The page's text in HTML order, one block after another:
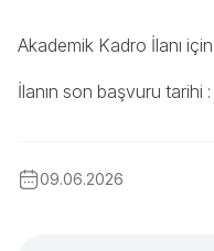
Akademik Kadro İlanı için
İlanın son başvuru tarihi :
09.06.2026